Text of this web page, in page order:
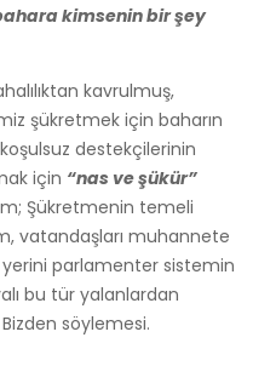
kimsenin bir şey
kavrulmuş,
şükretmek için baharın
destekçilerinin
için “nas ve şükür”
Şükretmenin temeli
vatandaşları muhannete
parlamenter sistemin
bu tür yalanlardan
Bizden söylemesi.